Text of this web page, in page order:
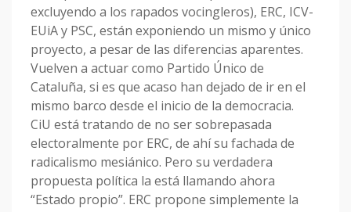
excluyendo a los rapados vocingleros), ERC, ICV-
EUiA y PSC, están exponiendo un mismo y único
proyecto, a pesar de las diferencias aparentes.
Vuelven a actuar como Partido Único de
Cataluña, si es que acaso han dejado de ir en el
mismo barco desde el inicio de la democracia.
CiU está tratando de no ser sobrepasada
electoralmente por ERC, de ahí su fachada de
radicalismo mesiánico. Pero su verdadera
propuesta política la está llamando ahora
“Estado propio”. ERC propone simplemente la